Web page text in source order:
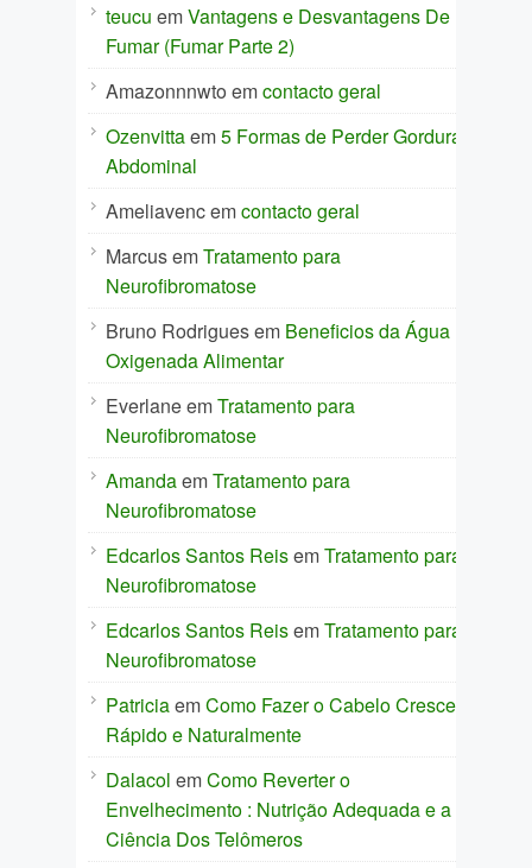
teucu emVantagens e Desvantagens De
Fumar (Fumar Parte 2)
Amazonnnwto emcontacto geral
Ozenvittaem5 Formas de Perder Gordura
Abdominal
Ameliavencemcontacto geral
MarcusemTratamento para
Neurofibromatose
Bruno Rodriguesem Beneficios da Água
Oxigenada Alimentar
EverlaneemTratamento para
Neurofibromatose
AmandaemTratamento para
Neurofibromatose
Edcarlos Santos ReisemTratamento para
Neurofibromatose
Edcarlos Santos ReisemTratamento para
Neurofibromatose
PatriciaemComo Fazer o Cabelo Crescer
Rápido e Naturalmente
Dalacol emComo Reverter o
Envelhecimento : Nutrição Adequada e a
Ciência Dos Telômeros